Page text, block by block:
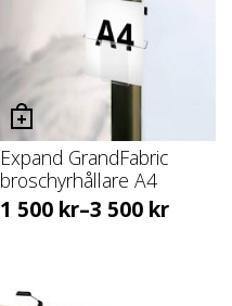
Expand GrandFabric
broschyrhållare A4
1 500 kr–3 500 kr